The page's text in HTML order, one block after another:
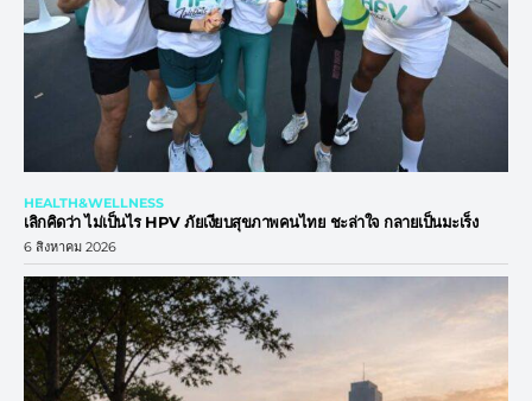
HEALTH&WELLNESS
เลิกคิดว่า ไม่เป็นไร HPV ภัยเงียบสุขภาพคนไทย ชะล่าใจ กลายเป็นมะเร็ง
6 สิงหาคม 2026